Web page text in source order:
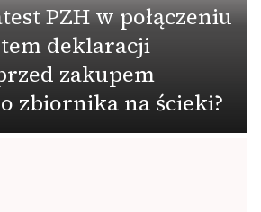
PZH w połączeniu
deklaracji
zakupem
zbiornika na ścieki?